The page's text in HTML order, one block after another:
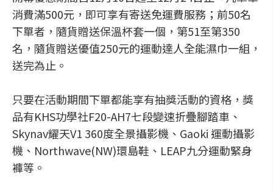
消費滿500元，即可享有寄送免運費服務；前50名
下單者，隨貨贈送保溫杯套一個，第51至第350
名，隨貨贈送優值250元的運動達人全能濕巾一組，
送完為止。
只要在活動期間下單都能享有抽獎活動的資格，獎
品有KHS功學社F20-AH7七段變速折疊腳踏車、
Skynav耀天V1 360度全景攝影機、Gaoki 運動攝影
機、Northwave(NW)環島鞋、LEAP九分運動緊身
褲等。